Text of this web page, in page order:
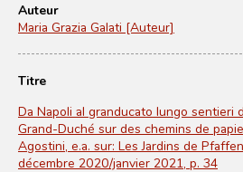
Auteur
Maria Grazia Galati [Auteur]
Titre
Da Napoli al granducato lungo sentieri
Grand-Duché sur des chemins de
Agostini, e.a. sur: Les Jardins de
décembre 2020/janvier 2021, p. 34